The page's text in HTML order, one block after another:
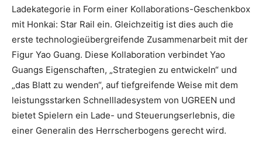
Ladekategorie in Form einer Kollaborations-Geschenkbox
mit Honkai: Star Rail ein. Gleichzeitig ist dies auch die
erste technologieübergreifende Zusammenarbeit mit der
Figur Yao Guang. Diese Kollaboration verbindet Yao
Guangs Eigenschaften, „Strategien zu entwickeln“ und
„das Blatt zu wenden“, auf tiefgreifende Weise mit dem
leistungsstarken Schnellladesystem von UGREEN und
bietet Spielern ein Lade- und Steuerungserlebnis, die
einer Generalin des Herrscherbogens gerecht wird.